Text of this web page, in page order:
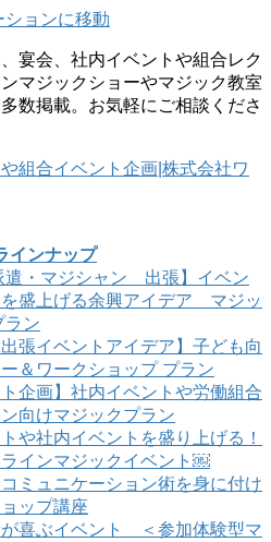
ションに移動
宴会、社内イベントや組合レク
マジックショーやマジック教室
数掲載。お気軽にご相談くださ
組合イベント企画|株式会社ワ
インナップ
遣・マジシャン 出張】イベン
を盛上げる余興アイデア マジッ
ラン
出張イベントアイデア】子ども向
＆ワークショップ プラン
ト企画】社内イベントや労働組合
向けマジックプラン
や社内イベントを盛り上げる！
インマジックイベント￼
ミュニケーション術を身に付け
ップ講座
が喜ぶイベント ＜参加体験型マ